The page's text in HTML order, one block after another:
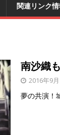
関連リンク
南沙織
2016年9
夢の共演！